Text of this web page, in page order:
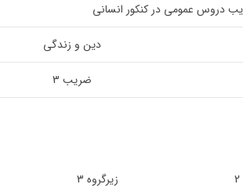
دروس عمومی در کنکور انسانی
دین و زندگی
ضریب 3
زیرگروه 3